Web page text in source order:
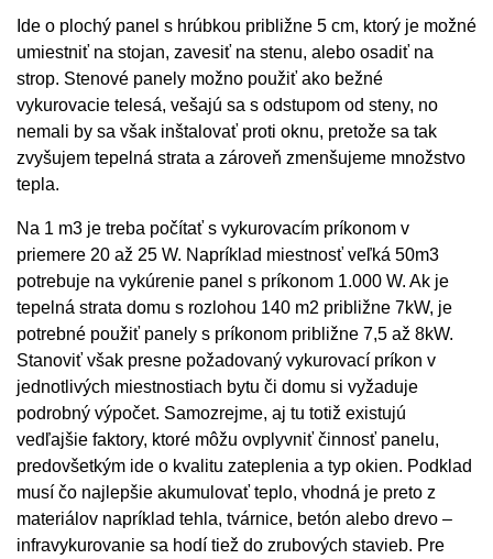
Ide o plochý panel s hrúbkou približne 5 cm, ktorý je možné
umiestniť na stojan, zavesiť na stenu, alebo osadiť na
strop. Stenové panely možno použiť ako bežné
vykurovacie telesá, vešajú sa s odstupom od steny, no
nemali by sa však inštalovať proti oknu, pretože sa tak
zvyšujem tepelná strata a zároveň zmenšujeme množstvo
tepla.
Na 1 m3 je treba počítať s vykurovacím príkonom v
priemere 20 až 25 W. Napríklad miestnosť veľká 50m3
potrebuje na vykúrenie panel s príkonom 1.000 W. Ak je
tepelná strata domu s rozlohou 140 m2 približne 7kW, je
potrebné použiť panely s príkonom približne 7,5 až 8kW.
Stanoviť však presne požadovaný vykurovací príkon v
jednotlivých miestnostiach bytu či domu si vyžaduje
podrobný výpočet. Samozrejme, aj tu totiž existujú
vedľajšie faktory, ktoré môžu ovplyvniť činnosť panelu,
predovšetkým ide o kvalitu zateplenia a typ okien. Podklad
musí čo najlepšie akumulovať teplo, vhodná je preto z
materiálov napríklad tehla, tvárnice, betón alebo drevo –
infravykurovanie sa hodí tiež do zrubových stavieb. Pre